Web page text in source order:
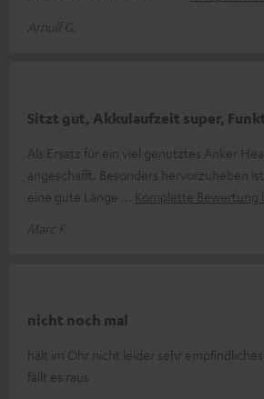
Arnulf G.
Sitzt gut, Akkulaufzeit super,
Als Ersatz für ein viel genutztes Anker
angeschafft. Besonders hervorzuheben
eine gute Länge
Komplette Bewertung
Marc F.
nicht noch mal
hält im Ohr nicht leider sehr
fällt es raus